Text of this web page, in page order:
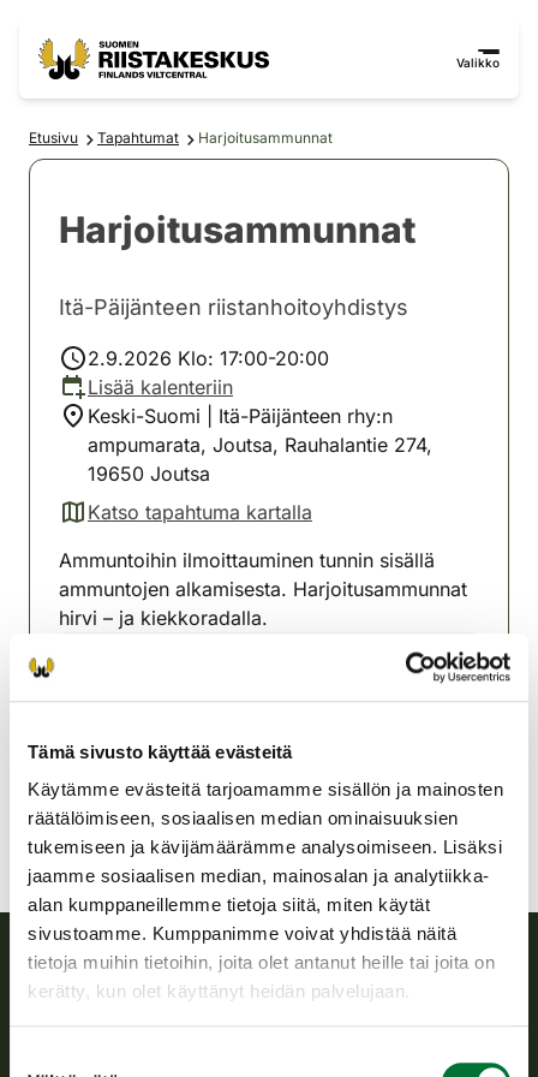
Tämä sivusto käyttää evästeitä
Käytämme evästeitä tarjoamamme sisällön ja mainosten
räätälöimiseen, sosiaalisen median ominaisuuksien
tukemiseen ja kävijämäärämme analysoimiseen. Lisäksi
jaamme sosiaalisen median, mainosalan ja analytiikka-
alan kumppaneillemme tietoja siitä, miten käytät
sivustoamme. Kumppanimme voivat yhdistää näitä
tietoja muihin tietoihin, joita olet antanut heille tai joita on
kerätty, kun olet käyttänyt heidän palvelujaan.
Valikko
Etusivu Tapahtumat Harjoitusammunnat
Harjoitusammunnat
Itä-Päijänteen riistanhoitoyhdistys
2.9.2026 Klo: 17:00-20:00
Lisää kalenteriin
Keski-Suomi | Itä-Päijänteen rhy:n
ampumarata, Joutsa, Rauhalantie 274,
19650 Joutsa
Katso tapahtuma kartalla
(avautuu uuteen välilehteen)
Ammuntoihin ilmoittauminen tunnin sisällä
ammuntojen alkamisesta. Harjoitusammunnat
hirvi – ja kiekkoradalla.
Itä-Päijänteen riistanhoitoyhdistys
Keski-Suomi
ita-paijanne@rhy.riista.fi
Suomen riistakeskus